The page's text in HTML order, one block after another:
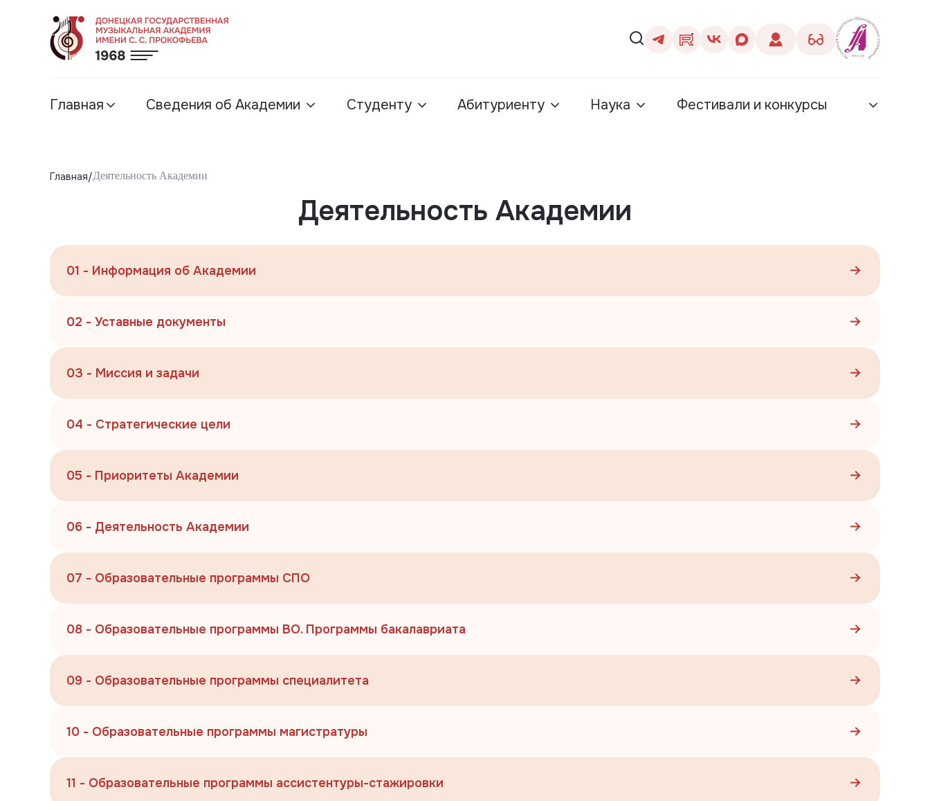
Главная Сведения об Академии Студенту Абитуриенту Наука Фестивали и конкурсы
Главная Деятельность Академии
Деятельность Академии
01 - Информация об Академии
02 - Уставные документы
03 - Миссия и задачи
04 - Стратегические цели
05 - Приоритеты Академии
06 - Деятельность Академии
07 - Образовательные программы СПО
08 - Образовательные программы ВО. Программы бакалавриата
09 - Образовательные программы специалитета
10 - Образовательные программы магистратуры
11 - Образовательные программы ассистентуры-стажировки